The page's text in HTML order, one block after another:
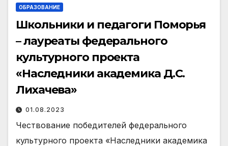
ОБРАЗОВАНИЕ
Школьники и педагоги Поморья
– лауреаты федерального
культурного проекта
«Наследники академика Д.С.
Лихачева»
01.08.2023
Чествование победителей федерального
культурного проекта «Наследники академика